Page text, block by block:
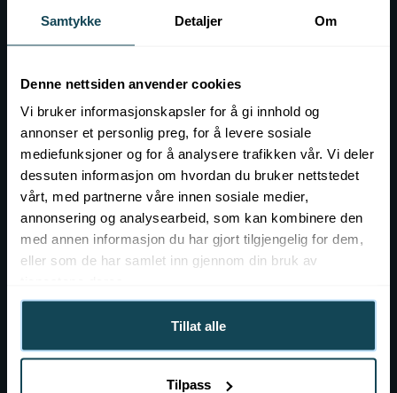
Samtykke Detaljer Om
Denne nettsiden anvender cookies
Vi bruker informasjonskapsler for å gi innhold og
annonser et personlig preg, for å levere sosiale
mediefunksjoner og for å analysere trafikken vår. Vi deler
dessuten informasjon om hvordan du bruker nettstedet
vårt, med partnerne våre innen sosiale medier,
annonsering og analysearbeid, som kan kombinere den
med annen informasjon du har gjort tilgjengelig for dem,
eller som de har samlet inn gjennom din bruk av
Tillat alle
Tilpass
Contact
Job openings